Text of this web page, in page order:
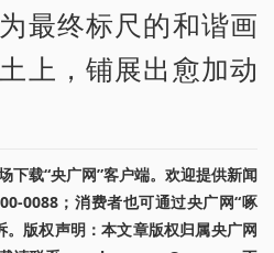
最终标尺的和谐画
上，铺展出愈加动
下载“央广网”客户端。欢迎提供新闻
0088；消费者也可通过央广网“啄
版权声明：本文章版权归属央广网